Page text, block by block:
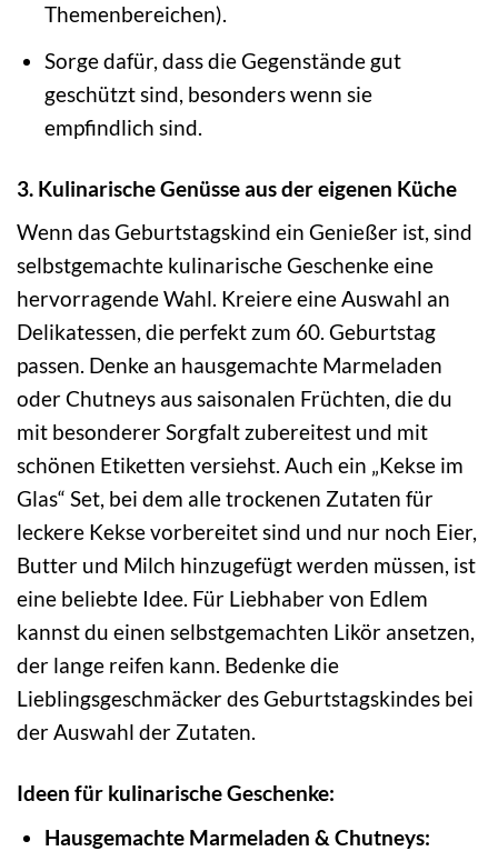
Themenbereichen).
Sorge dafür, dass die Gegenstände gut
geschützt sind, besonders wenn sie
empfindlich sind.
3. Kulinarische Genüsse aus der eigenen Küche
Wenn das Geburtstagskind ein Genießer ist, sind
selbstgemachte kulinarische Geschenke eine
hervorragende Wahl. Kreiere eine Auswahl an
Delikatessen, die perfekt zum 60. Geburtstag
passen. Denke an hausgemachte Marmeladen
oder Chutneys aus saisonalen Früchten, die du
mit besonderer Sorgfalt zubereitest und mit
schönen Etiketten versiehst. Auch ein „Kekse im
Glas“ Set, bei dem alle trockenen Zutaten für
leckere Kekse vorbereitet sind und nur noch Eier,
Butter und Milch hinzugefügt werden müssen, ist
eine beliebte Idee. Für Liebhaber von Edlem
kannst du einen selbstgemachten Likör ansetzen,
der lange reifen kann. Bedenke die
Lieblingsgeschmäcker des Geburtstagskindes bei
der Auswahl der Zutaten.
Ideen für kulinarische Geschenke:
Hausgemachte Marmeladen & Chutneys: